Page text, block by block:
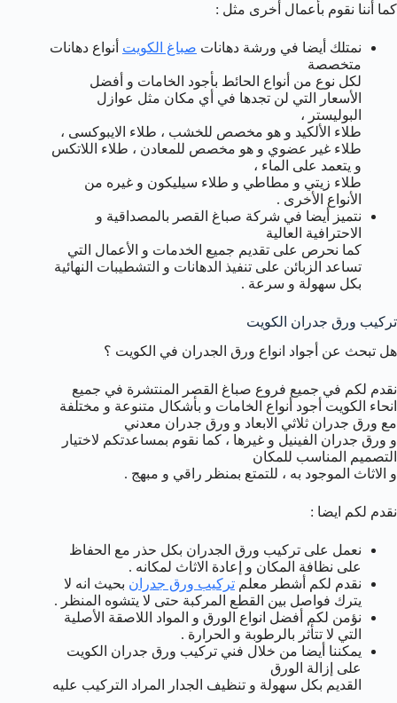
كما أننا نقوم بأعمال أخرى مثل :
نمتلك أيضا في ورشة دهانات صباغ الكويت أنواع دهانات
متخصصة
لكل نوع من أنواع الحائط بأجود الخامات و أفضل
الأسعار التي لن تجدها في أي مكان مثل عوازل
البوليستر ،
طلاء الألكيد و هو مخصص للخشب ، طلاء الايبوكسى ،
طلاء غير عضوي و هو مخصص للمعادن ، طلاء اللاتكس
و يتعمد على الماء ،
طلاء زيتي و مطاطي و طلاء سيليكون و غيره من
الأنواع الأخرى .
نتميز أيضا في شركة صباغ القصر بالمصداقية و
الاحترافية العالية
كما نحرص على تقديم جميع الخدمات و الأعمال التي
تساعد الزبائن على تنفيذ الدهانات و التشطيبات النهائية
بكل سهولة و سرعة .
تركيب ورق جدران الكويت
هل تبحث عن أجواد انواع ورق الجدران في الكويت ؟
نقدم لكم في جميع فروع صباغ القصر المنتشرة في جميع
انحاء الكويت أجود أنواع الخامات و بأشكال متنوعة و مختلفة
مع ورق جدران ثلاثي الابعاد و ورق جدران معدني
و ورق جدران الفينيل و غيرها ، كما نقوم بمساعدتكم لاختيار
التصميم المناسب للمكان
و الاثاث الموجود به ، للتمتع بمنظر راقي و مبهج .
نقدم لكم ايضا :
نعمل على تركيب ورق الجدران بكل حذر مع الحفاظ
على نظافة المكان و إعادة الاثاث لمكانه .
نقدم لكم أشطر معلم تركيب ورق جدران بحيث انه لا
يترك فواصل بين القطع المركبة حتى لا يتشوه المنظر .
نؤمن لكم أفضل انواع الورق و المواد اللاصقة الأصلية
التي لا تتأثر بالرطوبة و الحرارة .
يمكننا أيضا من خلال فني تركيب ورق جدران الكويت
على إزالة الورق
القديم بكل سهولة و تنظيف الجدار المراد التركيب عليه